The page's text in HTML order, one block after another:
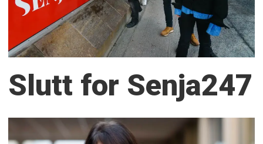
Slutt for Senja247